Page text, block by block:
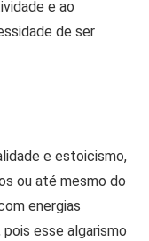
e ao
de ser
e estoicismo,
ou até mesmo do
energias
esse algarismo